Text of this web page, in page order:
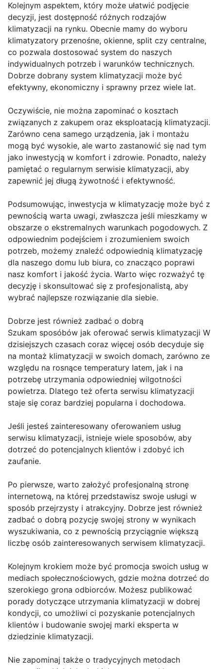
Kolejnym aspektem, który może ułatwić podjęcie
decyzji, jest dostępność różnych rodzajów
klimatyzacji na rynku. Obecnie mamy do wyboru
klimatyzatory przenośne, okienne, split czy centralne,
co pozwala dostosować system do naszych
indywidualnych potrzeb i warunków technicznych.
Dobrze dobrany system klimatyzacji może być
efektywny, ekonomiczny i sprawny przez wiele lat.
Oczywiście, nie można zapominać o kosztach
związanych z zakupem oraz eksploatacją klimatyzacji.
Zarówno cena samego urządzenia, jak i montażu
mogą być wysokie, ale warto zastanowić się nad tym
jako inwestycją w komfort i zdrowie. Ponadto, należy
pamiętać o regularnym serwisie klimatyzacji, aby
zapewnić jej długą żywotność i efektywność.
Podsumowując, inwestycja w klimatyzację może być z
pewnością warta uwagi, zwłaszcza jeśli mieszkamy w
obszarze o ekstremalnych warunkach pogodowych. Z
odpowiednim podejściem i zrozumieniem swoich
potrzeb, możemy znaleźć odpowiednią klimatyzację
dla naszego domu lub biura, co znacząco poprawi
nasz komfort i jakość życia. Warto więc rozważyć tę
decyzję i skonsultować się z profesjonalistą, aby
wybrać najlepsze rozwiązanie dla siebie.
Dobrze jest również zadbać o dobrą
Szukam sposóbów jak oferować serwis klimatyzacji W
dzisiejszych czasach coraz więcej osób decyduje się
na montaż klimatyzacji w swoich domach, zarówno ze
względu na rosnące temperatury latem, jak i na
potrzebę utrzymania odpowiedniej wilgotności
powietrza. Dlatego też oferta serwisu klimatyzacji
staje się coraz bardziej popularna i dochodowa.
Jeśli jesteś zainteresowany oferowaniem usług
serwisu klimatyzacji, istnieje wiele sposobów, aby
dotrzeć do potencjalnych klientów i zdobyć ich
zaufanie.
Po pierwsze, warto założyć profesjonalną stronę
internetową, na której przedstawisz swoje usługi w
sposób przejrzysty i atrakcyjny. Dobrze jest również
zadbać o dobrą pozycję swojej strony w wynikach
wyszukiwania, co z pewnością przyciągnie większą
liczbę osób zainteresowanych serwisem klimatyzacji.
Kolejnym krokiem może być promocja swoich usług w
mediach społecznościowych, gdzie można dotrzeć do
szerokiego grona odbiorców. Możesz publikować
porady dotyczące utrzymania klimatyzacji w dobrej
kondycji, co umożliwi ci pozyskanie potencjalnych
klientów i budowanie swojej marki eksperta w
dziedzinie klimatyzacji.
Nie zapominaj także o tradycyjnych metodach